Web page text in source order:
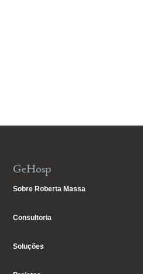
GeHosp
Sobre Roberta Massa
Consultoria
Soluções